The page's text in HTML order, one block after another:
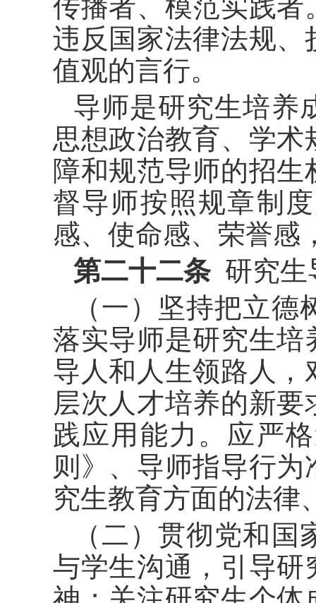
传播者、模范实践
违反国家法律法规
值观的言行。
导师是研究生培养
思想政治教育、学
障和规范导师的招
督导师按照规章制
感、使命感、荣誉感
第二十二条 研究生
（一）坚持把立
落实导师是研究生
导人和人生领路人
层次人才培养的新
践应用能力。应严
则》、导师指导行
究生教育方面的法律
（二）贯彻党和
与学生沟通，引导